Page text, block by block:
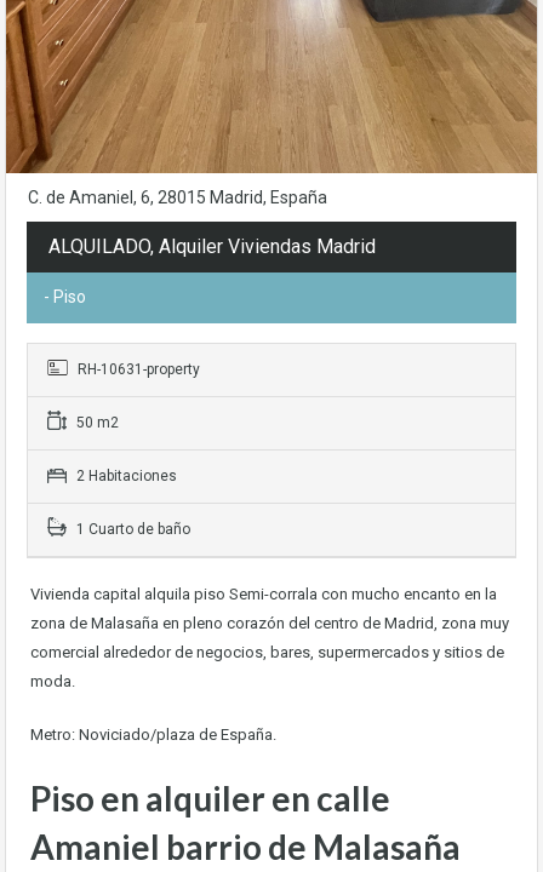
C. de Amaniel, 6, 28015 Madrid, España
ALQUILADO, Alquiler Viviendas Madrid
- Piso
RH-10631-property
50 m2
2 Habitaciones
1 Cuarto de baño
Vivienda capital alquila piso Semi-corrala con mucho encanto en la
zona de Malasaña en pleno corazón del centro de Madrid, zona muy
comercial alrededor de negocios, bares, supermercados y sitios de
moda.
Metro: Noviciado/plaza de España.
Piso en alquiler en calle
Amaniel barrio de Malasaña